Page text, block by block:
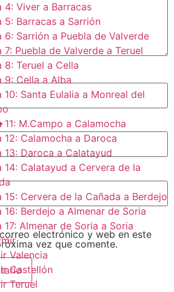
4: Viver a Barracas
5: Barracas a Sarrión
6: Sarrión a Puebla de Valverde
7: Puebla de Valverde a Teruel
8: Teruel a Cella
9: Cella a Alba
10: Santa Eulalia a Monreal del
11: M.Campo a Calamocha​
12: Calamocha a Daroca
13: Daroca a Calatayud
14: Calatayud a Cervera de la
15: Cervera de la Cañada a Berdejo
16: Berdejo a Almenar de Soria
17: Almenar de Soria a Soria
Valencia
Castellón
Teruel
electrónico y web en este
vez que comente.